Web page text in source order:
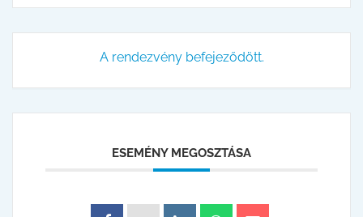
A rendezvény befejeződött.
ESEMÉNY MEGOSZTÁSA